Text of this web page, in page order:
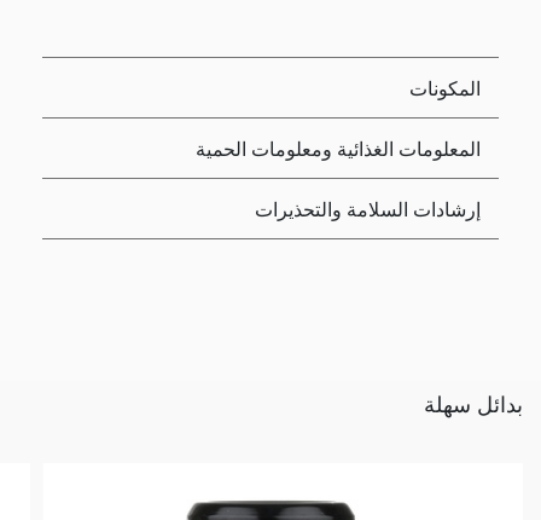
المكونات
المعلومات الغذائية ومعلومات الحمية
إرشادات السلامة والتحذيرات
بدائل سهلة